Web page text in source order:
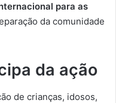
para as
da comunidade
da ação
de crianças, idosos,